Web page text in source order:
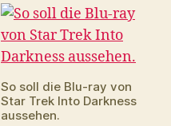
von
Into
Darkness
Enterprise
Staffel
So soll die Blu-ray von
Star Trek Into Darkness
aussehen.